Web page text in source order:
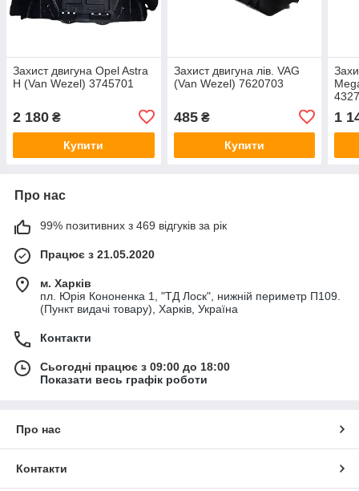
Захист двигуна Opel Astra
H (Van Wezel) 3745701
2 180 ₴
Купити
Захист двигуна лів. VAG
(Van Wezel) 7620703
485₴
Купити
1
Про нас
99% позитивних з 469 відгуків за рік
Працює з 21.05.2020
м. Харків
пл. Юрія Кононенка 1, "ТД Лоск", нижній периметр П109.
(Пункт видачі товару), Харків, Україна
Контакти
Сьогодні працює з 09:00 до 18:00
Показати весь графік роботи
Про нас
Контакти